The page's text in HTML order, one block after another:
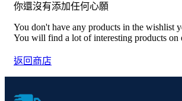
你還沒有添加任何心願
You don't have any products in the wishlist
You will find a lot of interesting products on
返回商店